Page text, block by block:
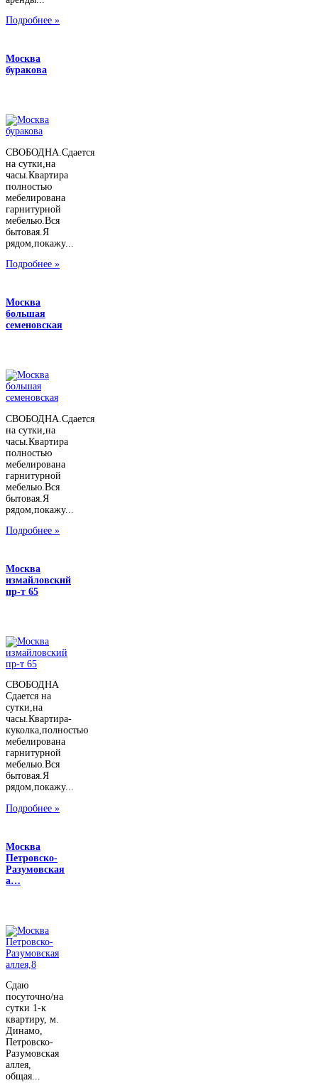
Подробнее »
Москва
буракова
СВОБОДНА.Сдается
на сутки,на
часы.Квартира
полностью
мебелирована
гарнитурной
мебелью.Вся
бытовая.Я
рядом,покажу...
Подробнее »
Москва
большая
семеновская
СВОБОДНА.Сдается
на сутки,на
часы.Квартира
полностью
мебелирована
гарнитурной
мебелью.Вся
бытовая.Я
рядом,покажу...
Подробнее »
Москва
измайловский
пр-т 65
СВОБОДНА
Сдается на
сутки,на
часы.Квартира-
куколка,полностью
мебелирована
гарнитурной
мебелью.Вся
бытовая.Я
рядом,покажу...
Подробнее »
Москва
Петровско-
Разумовская
а…
Сдаю
посуточно/на
сутки 1-к
квартиру, м.
Динамо,
Петровско-
Разумовская
аллея,
общая...